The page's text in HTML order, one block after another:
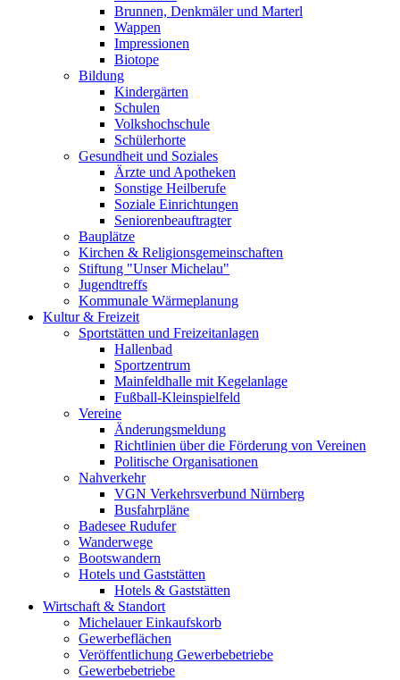
Brunnen, Denkmäler und Marterl
Wappen
Impressionen
Biotope
Bildung
Kindergärten
Schulen
Volkshochschule
Schülerhorte
Gesundheit und Soziales
Ärzte und Apotheken
Sonstige Heilberufe
Soziale Einrichtungen
Seniorenbeauftragter
Bauplätze
Kirchen & Religionsgemeinschaften
Stiftung "Unser Michelau"
Jugendtreffs
Kommunale Wärmeplanung
Kultur & Freizeit
Sportstätten und Freizeitanlagen
Hallenbad
Sportzentrum
Mainfeldhalle mit Kegelanlage
Fußball-Kleinspielfeld
Vereine
Änderungsmeldung
Richtlinien über die Förderung von Vereinen
Politische Organisationen
Nahverkehr
VGN Verkehrsverbund Nürnberg
Busfahrpläne
Badesee Rudufer
Wanderwege
Bootswandern
Hotels und Gaststätten
Hotels & Gaststätten
Wirtschaft & Standort
Michelauer Einkaufskorb
Gewerbeflächen
Veröffentlichung Gewerbebetriebe
Gewerbebetriebe